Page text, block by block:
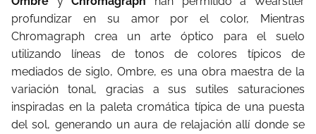
profundizar en su amor por el color, Mientras
Chromagraph crea un arte óptico para el suelo
utilizando líneas de tonos de colores típicos de
mediados de siglo, Ombre, es una obra maestra de la
variación tonal, gracias a sus sutiles saturaciones
inspiradas en la paleta cromática típica de una puesta
del sol, generando un aura de relajación allí donde se